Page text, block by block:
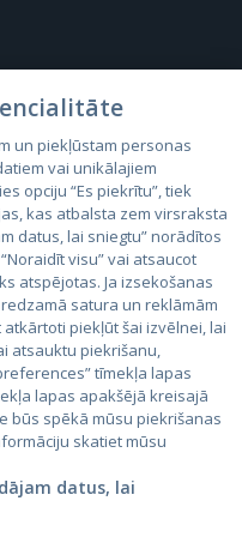
un piekļūstam personas
vai unikālajiem
opciju “Es piekrītu”, tiek
kas atbalsta zem virsraksta
datus, lai sniegtu” norādītos
visu” vai atsaucot
atspējotas. Ja izsekošanas
satura un reklāmām
piekļūt šai izvēlnei, lai
atsauktu piekrišanu,
tīmekļa lapas
lapas apakšējā kreisajā
būs spēkā mūsu piekrišanas
skatiet mūsu
datus, lai